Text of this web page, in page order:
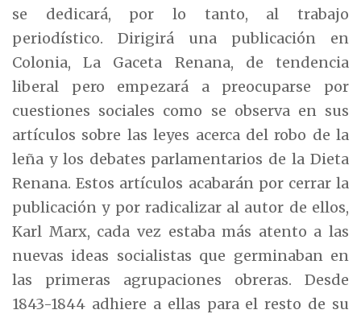
se dedicará, por lo tanto, al trabajo
periodístico. Dirigirá una publicación en
Colonia, La Gaceta Renana, de tendencia
liberal pero empezará a preocuparse por
cuestiones sociales como se observa en sus
artículos sobre las leyes acerca del robo de la
leña y los debates parlamentarios de la Dieta
Renana. Estos artículos acabarán por cerrar la
publicación y por radicalizar al autor de ellos,
Karl Marx, cada vez estaba más atento a las
nuevas ideas socialistas que germinaban en
las primeras agrupaciones obreras. Desde
1843-1844 adhiere a ellas para el resto de su